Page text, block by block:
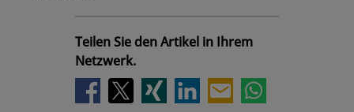
Teilen Sie den Artikel in Ihrem
Netzwerk.